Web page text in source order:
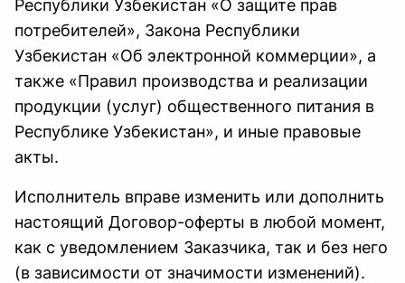
Республики Узбекистан «О защите прав
потребителей», Закона Республики
Узбекистан «Об электронной коммерции», а
также «Правил производства и реализации
продукции (услуг) общественного питания в
Республике Узбекистан», и иные правовые
акты.
Исполнитель вправе изменить или дополнить
настоящий Договор-оферты в любой момент,
как с уведомлением Заказчика, так и без него
(в зависимости от значимости изменений).